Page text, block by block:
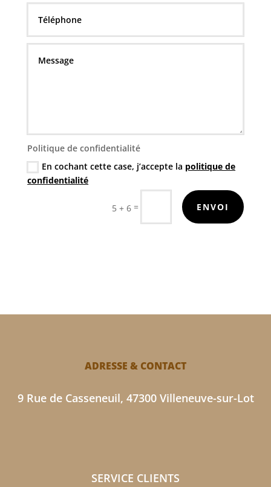
Politique de confidentialité
En cochant cette case, j’accepte la politique de
confidentialité
5 + 6 = ENVOI
ADRESSE & CONTACT
9 Rue de Casseneuil, 47300 Villeneuve-sur-Lot
SERVICE CLIENTS